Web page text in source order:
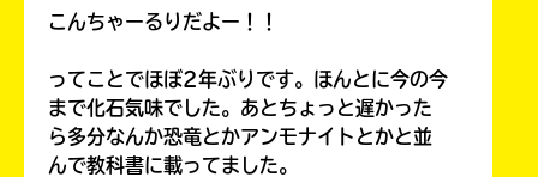
こんちゃーるりだよー！！
ってことでほぼ2年ぶりです。ほんとに今の今
まで化石気味でした。あとちょっと遅かった
ら多分なんか恐竜とかアンモナイトとかと並
んで教科書に載ってました。